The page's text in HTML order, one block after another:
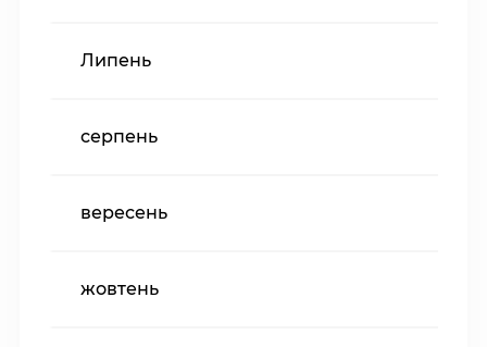
Липень
серпень
вересень
жовтень